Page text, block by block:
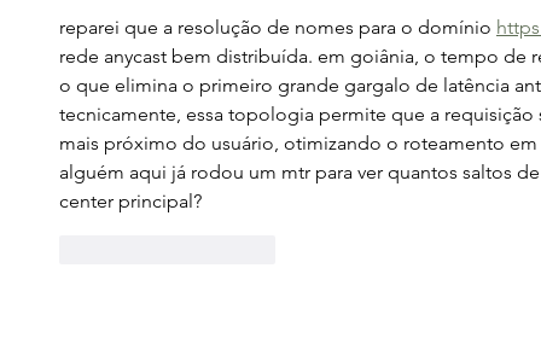
reparei que a resolução de nomes para o domínio
rede anycast bem distribuída. em goiânia, o tempo
o que elimina o primeiro grande gargalo de latência
tecnicamente, essa topologia permite que a
mais próximo do usuário, otimizando o roteamento
alguém aqui já rodou um mtr para ver quantos saltos
center principal?